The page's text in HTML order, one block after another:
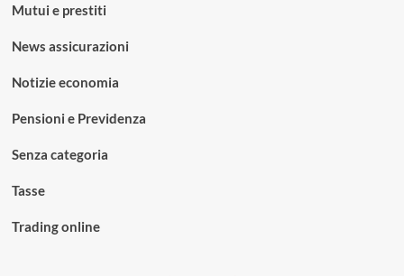
Mutui e prestiti
News assicurazioni
Notizie economia
Pensioni e Previdenza
Senza categoria
Tasse
Trading online